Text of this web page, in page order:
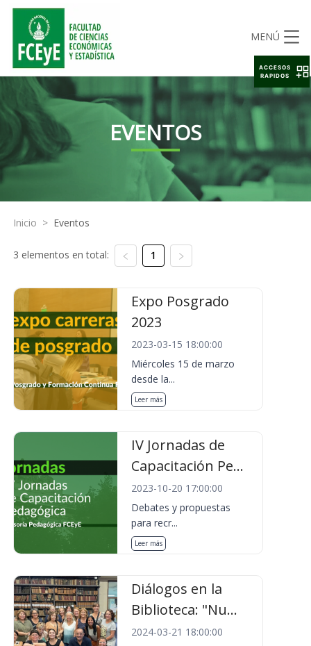
MENÚ
EVENTOS
Inicio > Eventos
3 elementos en total: 1
Expo Posgrado
2023
2023-03-15 18:00:00
Miércoles 15 de marzo
desde la...
Leer más
IV Jornadas de
Capacitación Pe...
2023-10-20 17:00:00
Debates y propuestas
para recr...
Leer más
Diálogos en la
Biblioteca: "Nu...
2024-03-21 18:00:00
ACCESOS
RAPIDOS